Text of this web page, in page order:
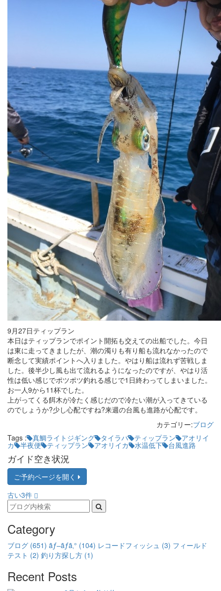
9月27日ティップラン
本日はティップランでポイント開拓も交えての出船でした。今日
は東に走ってきましたが、潮の濁りも有り船も流れなかったので
断念して実績ポイントへ入りました。やはり船は流れず苦戦しま
した。後半少し風も出て流れるようになったのですが、やはり活
性は低い感じでポツポツ釣れる感じで1日終わってしまいました。
お一人9から11杯でした。
上がってくる餌木が冷たく感じだので冷たい潮が入ってきている
のでしょうか?少し心配ですね?来週の台風も進路が心配です。
カテゴリー:ブログ
Tags :
真鯛ライトジギング タイラバ ティップラン アオリイ
カ 半夜便 ティップラン アオリイカ 水温低下 台風進路
ガイド空き状況
ご予約ページを開く
古い3件
Category
ブログ (651) ãƒ–ãƒ­ã‚° (104) レコードフィッシュ (3) フィールド
テスト (2) 釣り方探し方 (1)
Recent Posts